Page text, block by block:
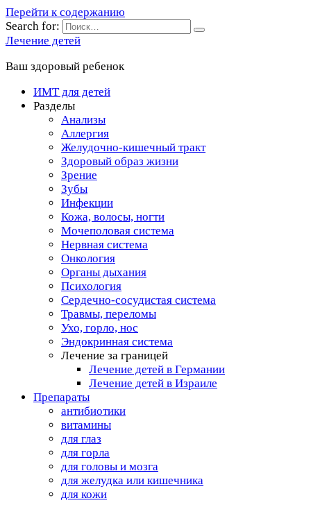
Перейти к содержанию
Search for:
Лечение детей
Ваш здоровый ребенок
ИМТ для детей
Разделы
Анализы
Аллергия
Желудочно-кишечный тракт
Здоровый образ жизни
Зрение
Зубы
Инфекции
Кожа, волосы, ногти
Мочеполовая система
Нервная система
Онкология
Органы дыхания
Психология
Сердечно-сосудистая система
Травмы, переломы
Ухо, горло, нос
Эндокринная система
Лечение за границей
Лечение детей в Германии
Лечение детей в Израиле
Препараты
антибиотики
витамины
для глаз
для горла
для головы и мозга
для желудка или кишечника
для кожи